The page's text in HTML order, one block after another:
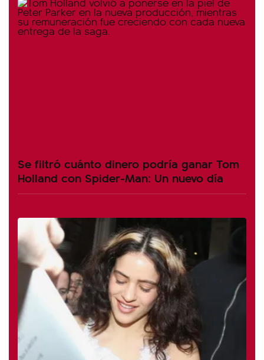
Se filtró cuánto dinero podría ganar Tom
Holland con Spider-Man: Un nuevo día